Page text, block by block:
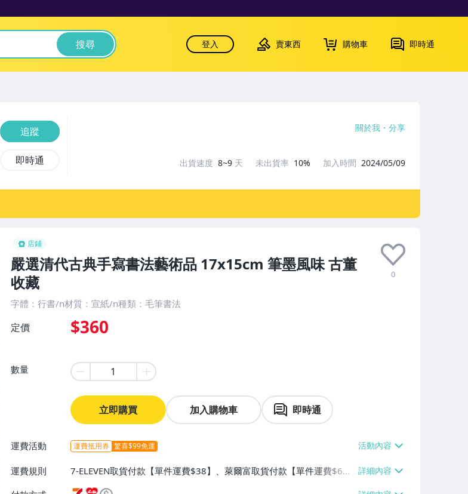
搜尋 登入 賣東西 購物車 即時通
店鋪
嚴選清代古典手寫書法藝術品 17x15cm 筆墨風味 古董
收藏
0
字體：行書/n材質：宣紙/n種類：毛筆書法
定價 $360
數量
立即購買 加入購物車 即時通
運費活動 運費抵用券 驚喜$99免運
運費規則
7-ELEVEN取貨付款【單件運費$38】、萊爾富取貨付款【單件運費$6
0】、宅配/貨運【單件運費$130】
追蹤
即時通
關於我 分享
出貨速度 8~9 天 未出貨率 10% 加入時間 2024/05/09